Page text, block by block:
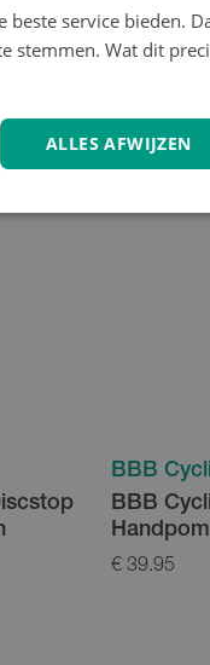
BBB
BBB
€ 39.95
service bieden.
stemmen. Wat dit
ALLES AFWIJZEN